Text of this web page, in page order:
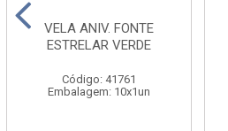
VELA ANIV. FONTE
ESTRELAR VERDE
Código: 41761
Embalagem: 10x1un